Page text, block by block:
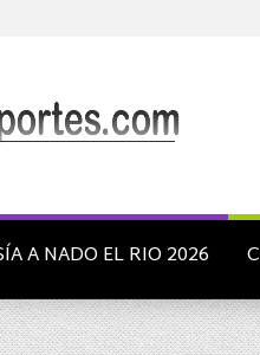
A NADO EL RIO 2026